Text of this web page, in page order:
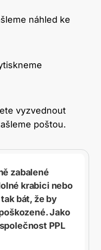
náhled ke
vyzvednout
poštou.
zabalené
krabici nebo
bát, že by
Jako
PPL